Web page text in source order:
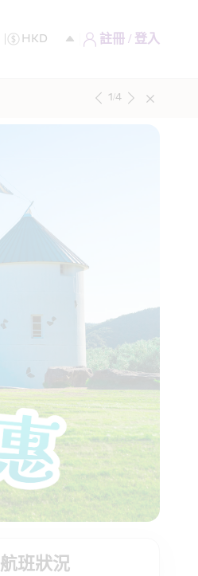
註冊 / 登入
1/4
航班狀況